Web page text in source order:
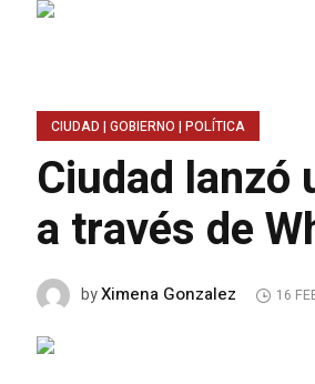
CIUDAD | GOBIERNO | POLÍTICA
Ciudad lanzó
a través de
byXimena Gonzalez 16